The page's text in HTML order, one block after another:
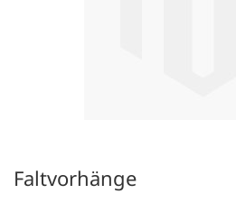
Faltvorhänge